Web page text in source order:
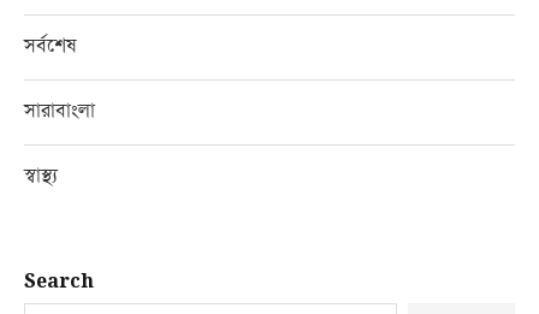
সর্বশেষ
সারাবাংলা
স্বাস্থ্য
Search